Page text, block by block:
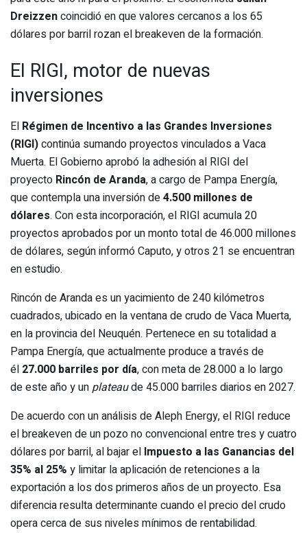
Dreizzencoincidió en que valores cercanos a los 65
dólares por barril rozan el breakeven de la formación.
El RIGI, motor de nuevas
inversiones
El Régimen de Incentivo a las Grandes Inversiones
(RIGI)continúa sumando proyectos vinculados a Vaca
Muerta. El Gobierno aprobó la adhesión al RIGI del
proyecto Rincón de Aranda, a cargo de Pampa Energía,
que contempla una inversión de4.500 millones de
dólares. Con esta incorporación, el RIGI acumula 20
proyectos aprobados por un monto total de 46.000 millones
de dólares, según informó Caputo, y otros 21 se encuentran
en estudio.
Rincón de Aranda es un yacimiento de 240 kilómetros
cuadrados, ubicado en la ventana de crudo de Vaca Muerta,
en la provincia del Neuquén. Pertenece en su totalidad a
Pampa Energía, que actualmente produce a través de
él 27.000 barriles por día, con meta de 28.000 a lo largo
de este año y unplateaude 45.000 barriles diarios en 2027.
De acuerdo con un análisis de Aleph Energy, el RIGI reduce
el breakeven de un pozo no convencional entre tres y cuatro
dólares por barril, al bajar el Impuesto a las Ganancias del
35% al 25% y limitar la aplicación de retenciones a la
exportación a los dos primeros años de un proyecto. Esa
diferencia resulta determinante cuando el precio del crudo
opera cerca de sus niveles mínimos de rentabilidad.